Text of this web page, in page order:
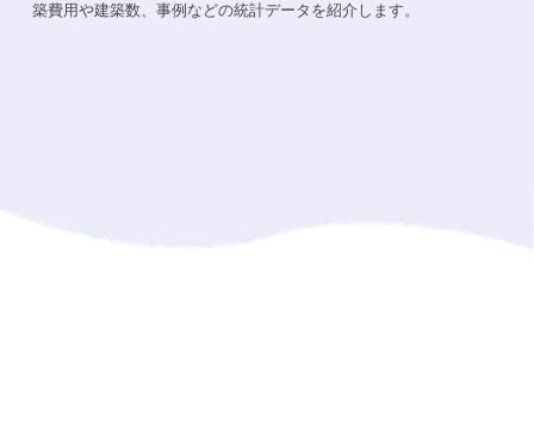
築費用や建築数、事例などの統計データを紹介します。